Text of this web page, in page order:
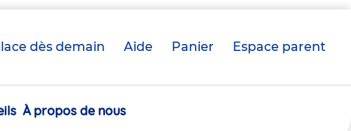
dès demain Aide Panier crèche(s)
Espace parent
À propos de nous